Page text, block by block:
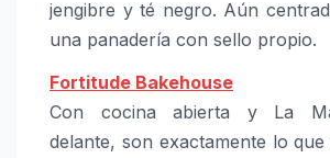
jengibre y té negro. Aún
una panadería con sello propio.
Fortitude Bakehouse
Con cocina abierta y La
delante, son exactamente lo